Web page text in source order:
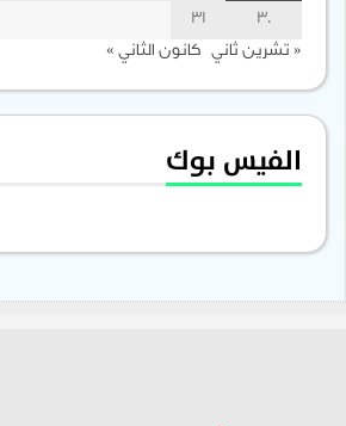
30
31
« تشرين ثاني كانون الثاني »
الفيس بوك